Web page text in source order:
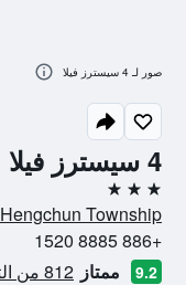
4 سيسترز فيلا
3 نجوم
Hengchun Township، تايوان
+886 8885 1520
9.2 ممتاز 812 من التقييمات تم التحقق منها
صور لـ 4 سيسترز فيلا